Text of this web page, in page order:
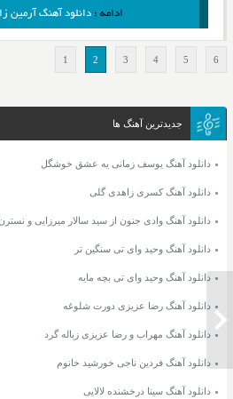
ادامه : دانلود آهنگ آرمین
1 2 3 4 5 6
جدیدترین آهنگ ها
دانلود آهنگ یوسف زمانی یه عشق خوشگل
دانلود آهنگ کسری زاهدی گلی
دانلود آهنگ وادی جنون از سید سالار میرزایی و
دانلود آهنگ وحید وای تی سنگین تر
دانلود آهنگ وحید وای تی بچه مایه
دانلود آهنگ رضا عزیزی دورت شلوغه
دانلود آهنگ مهراب و رضا عزیزی زباله گرد
دانلود آهنگ فردین ناجی خورشید خانوم
دانلود آهنگ سینا درخشنده لالایی